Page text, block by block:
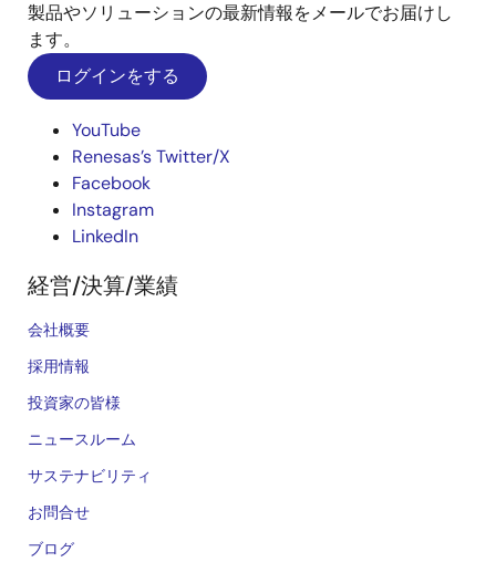
製品やソリューションの最新情報をメールでお届けし
ます。
ログインをする
YouTube
Renesas’s Twitter/X
Facebook
Instagram
LinkedIn
経営/決算/業績
会社概要
採用情報
投資家の皆様
ニュースルーム
サステナビリティ
お問合せ
ブログ